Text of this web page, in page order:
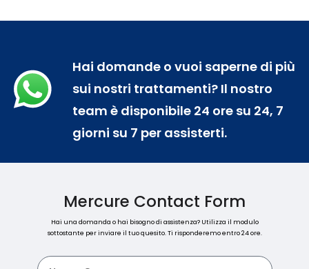
Hai domande o vuoi saperne di più
sui nostri trattamenti? Il nostro
team è disponibile 24 ore su 24, 7
giorni su 7 per assisterti.
Mercure Contact Form
Hai una domanda o hai bisogno di assistenza? Utilizza il modulo
sottostante per inviare il tuo quesito. Ti risponderemo entro 24 ore.